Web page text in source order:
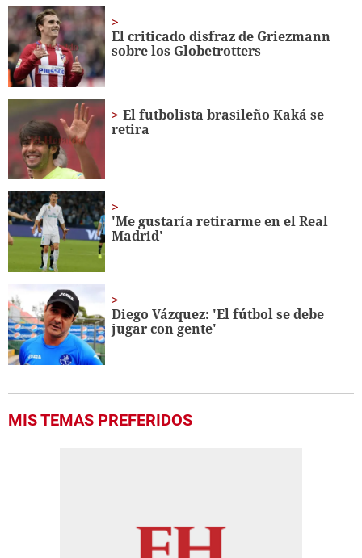
2
minutes,
45
seconds
El criticado disfraz de Griezmann
sobre los Globetrotters
El futbolista brasileño Kaká se
retira
'Me gustaría retirarme en el Real
Madrid'
Diego Vázquez: 'El fútbol se debe
jugar con gente'
MIS TEMAS PREFERIDOS